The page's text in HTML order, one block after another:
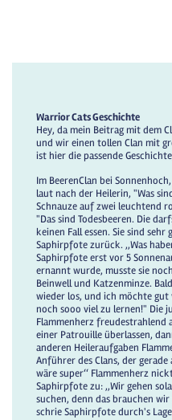
Warrior Cats Geschichte
Hey, da mein Beitrag mit dem
und wir einen tollen Clan mit
ist hier die passende
Im BeerenClan bei
laut nach der Heilerin, "Was
Schnauze auf zwei leuchtend
"Das sind Todesbeeren. Die
keinen Fall essen. Sie sind
Saphirpfote zurück. ,,Was
Saphirpfote erst vor 5
ernannt wurde, musste sie
Beinwell und Katzenminze.
wieder los, und ich möchte
noch sooo viel zu lernen!" Die
Flammenherz freudestrahlend
einer Patrouille überlassen,
anderen Heileraufgaben
Anführer des Clans, der gerade
wäre super‘‘ Flammenherz
Saphirpfote zu: ,,Wir gehen
suchen, denn das brauchen wir
schrie Saphirpfote durch's